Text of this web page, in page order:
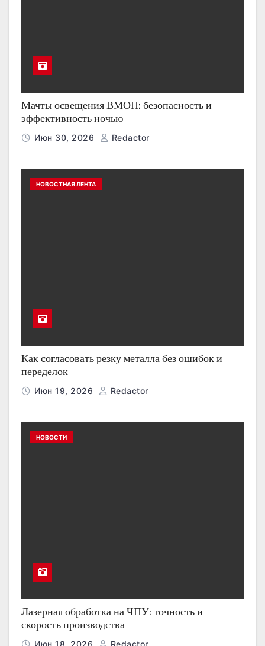
Мачты освещения ВМОН: безопасность и
эффективность ночью
Июн 30, 2026 Redactor
НОВОСТНАЯ ЛЕНТА
Как согласовать резку металла без ошибок и
переделок
Июн 19, 2026 Redactor
НОВОСТИ
Лазерная обработка на ЧПУ: точность и
скорость производства
Июн 18, 2026 Redactor